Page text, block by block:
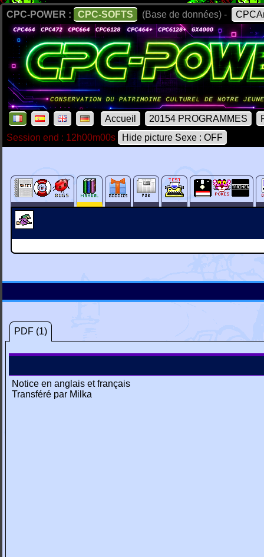
CPC-POWER : CPC-SOFTS (Base de données) -
Accueil 20154 PROGRAMMES
Session end : 12h00m00s
Hide picture Sexe : OFF
PDF (1)
Notice en anglais et français
Transféré par Milka